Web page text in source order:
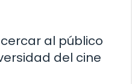
al público
del cine